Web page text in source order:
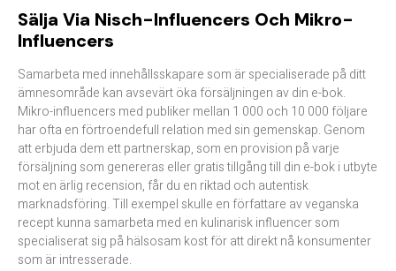
Sälja Via Nisch-Influencers Och Mikro-
Influencers
Samarbeta med innehållsskapare som är specialiserade på ditt
ämnesområde kan avsevärt öka försäljningen av din e-bok.
Mikro-influencers med publiker mellan 1 000 och 10 000 följare
har ofta en förtroendefull relation med sin gemenskap. Genom
att erbjuda dem ett partnerskap, som en provision på varje
försäljning som genereras eller gratis tillgång till din e-bok i utbyte
mot en ärlig recension, får du en riktad och autentisk
marknadsföring. Till exempel skulle en författare av veganska
recept kunna samarbeta med en kulinarisk influencer som
specialiserat sig på hälsosam kost för att direkt nå konsumenter
som är intresserade.​